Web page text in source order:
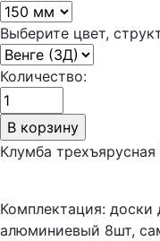
Выберите цвет,
Количество:
Клумба
Комплектация: доски
алюминиевый 8шт,